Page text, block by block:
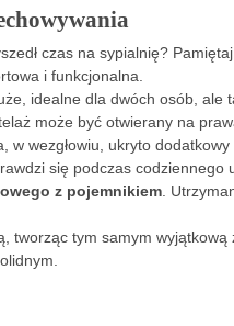
czas na sypialnię?
i funkcjonalna.
idealne dla dwóch osób, ale
może być otwierany na
w wezgłowiu, ukryto
się podczas codziennego
z pojemnikiem .
tworząc tym samym